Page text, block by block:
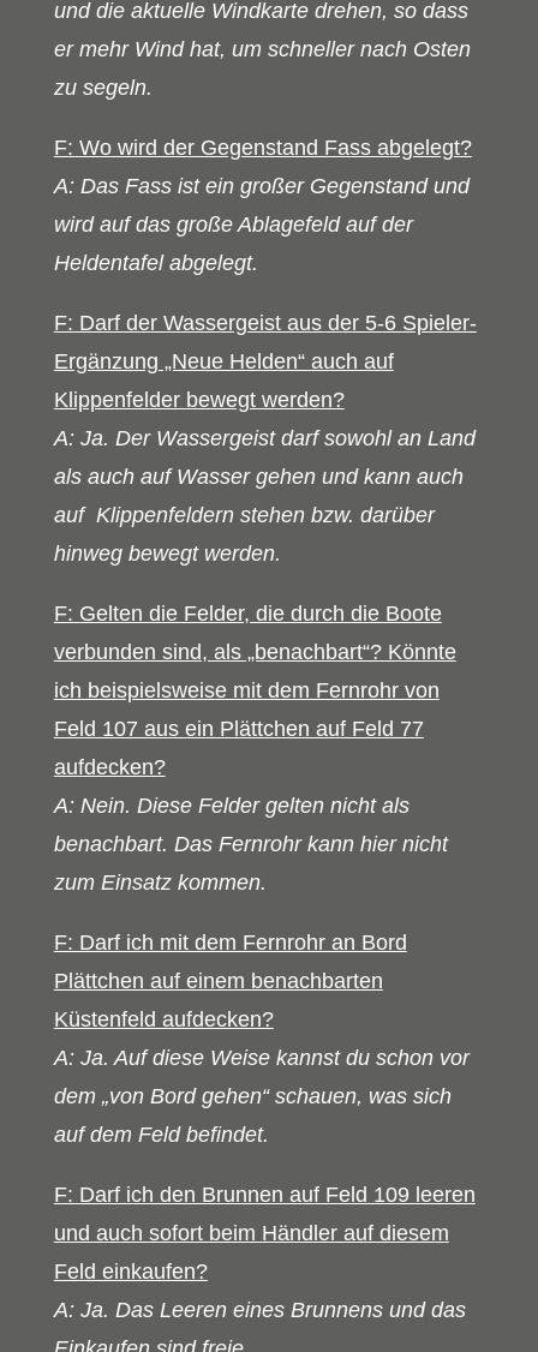
und die aktuelle Windkarte drehen, so dass
er mehr Wind hat, um schneller nach Osten
zu segeln.
F: Wo wird der Gegenstand Fass abgelegt?
A: Das Fass ist ein großer Gegenstand und
wird auf das große Ablagefeld auf der
Heldentafel abgelegt.
F: Darf der Wassergeist aus der 5-6 Spieler-
Ergänzung „Neue Helden“ auch auf
Klippenfelder bewegt werden?
A: Ja. Der Wassergeist darf sowohl an Land
als auch auf Wasser gehen und kann auch
auf Klippenfeldern stehen bzw. darüber
hinweg bewegt werden.
F: Gelten die Felder, die durch die Boote
verbunden sind, als „benachbart“? Könnte
ich beispielsweise mit dem Fernrohr von
Feld 107 aus ein Plättchen auf Feld 77
aufdecken?
A: Nein. Diese Felder gelten nicht als
benachbart. Das Fernrohr kann hier nicht
zum Einsatz kommen.
F: Darf ich mit dem Fernrohr an Bord
Plättchen auf einem benachbarten
Küstenfeld aufdecken?
A: Ja. Auf diese Weise kannst du schon vor
dem „von Bord gehen“ schauen, was sich
auf dem Feld befindet.
F: Darf ich den Brunnen auf Feld 109 leeren
und auch sofort beim Händler auf diesem
Feld einkaufen?
A: Ja. Das Leeren eines Brunnens und das